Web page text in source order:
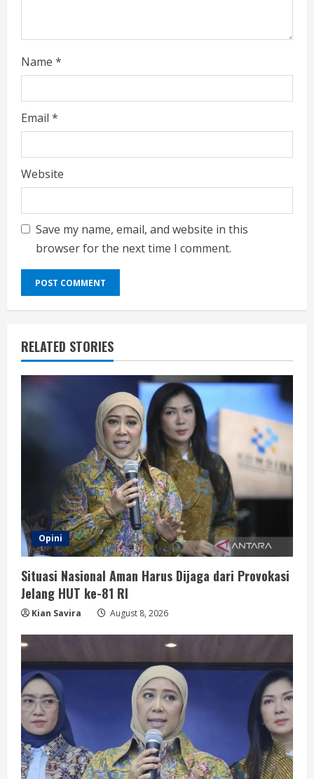
Name *
Email *
Website
Save my name, email, and website in this
browser for the next time I comment.
RELATED STORIES
Opini
Situasi Nasional Aman Harus Dijaga dari Provokasi
Jelang HUT ke-81 RI
Kian Savira August 8, 2026